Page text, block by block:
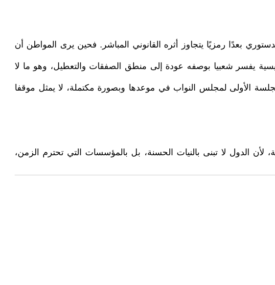
بعدًا رمزيًا يتجاوز أثره القانوني المباشر. فحين يرى المواطن أن
يفسر شعبيا بوصفه عودة إلى منطق الصفقات والتعطيل، وهو ما لا
الأولى لمجلس النواب في موعدها وبصورة مكتملة، لا يمثل موقفا
لأن الدول لا تبنى بالنيات الحسنة، بل بالمؤسسات التي تحترم الزمن،